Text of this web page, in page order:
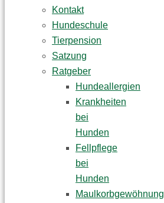
Kontakt
Hundeschule
Tierpension
Satzung
Ratgeber
Hundeallergien
Krankheiten
bei
Hunden
Fellpflege
bei
Hunden
Maulkorbgewöhnung